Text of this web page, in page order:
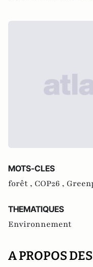
MOTS-CLES
forêt , COP26 ,
THEMATIQUES
Environnement
A PROPOS